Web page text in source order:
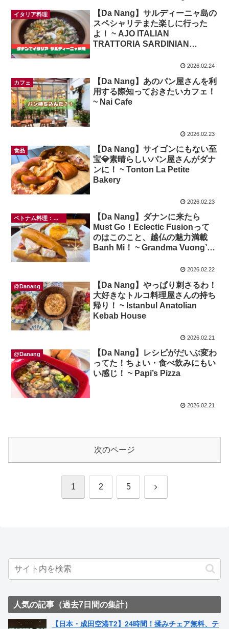
イタリア料理
【Da Nang】サルディーニャ島の
スペシャリテまた楽しに行った
よ！ ~ AJO ITALIAN
TRATTORIA SARDINIAN
2026.02.24
カフェ
【Da Nang】あのパン屋さんを利
用する際知っておきたいカフェ！
~ Nai Cafe
2026.02.23
食品
【Da Nang】サイゴンにもない至
宝💎素晴らしいパン屋さんがダナ
ンに！ ~ Tonton La Petite
Bakery
2026.02.23
ベトナム料理：バンミー
【Da Nang】ダナンに来たら
Must Go！Eclectic Fusionって
のはこのこと、越仏の魅力満載
Banh Mi！ ~ Grandma Vuong’s
2026.02.22
@Danang
【Da Nang】やっぱり刺さるわ！
大好きなトルコ料理屋さんの持ち
帰り！ ~ Istanbul Anatolian
Kebab House
2026.02.21
@Danang
【Da Nang】レシピがだいぶ変わ
ってた！ちょい・食べ飲みにもい
い感じ！ ~ Papi’s Pizza
2026.02.21
次のページ
1 2 5 次
人気の記事（過去7日間の集計）
【日本・成田空港T2】24時間！揉みチェア無料、テ